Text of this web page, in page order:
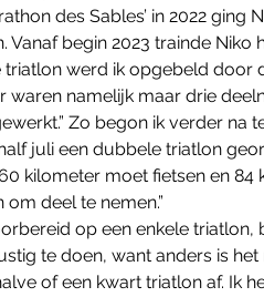
des Sables’ in 2022 ging
begin 2023 trainde Niko
werd ik opgebeld door
waren namelijk maar drie
Zo begon ik verder na
juli een dubbele triatlon
kilometer moet fietsen en 84
deel te nemen.”
op een enkele triatlon,
te doen, want anders is
of een kwart triatlon af. Ik